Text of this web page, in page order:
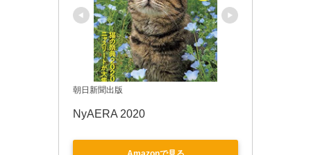
朝日新聞出版
NyAERA 2020